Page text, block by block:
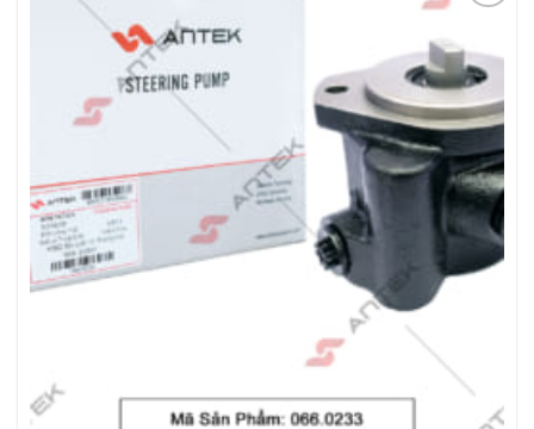
VÀO
YÊU
THÍCH